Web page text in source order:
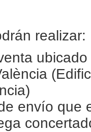
realizar:
envío que